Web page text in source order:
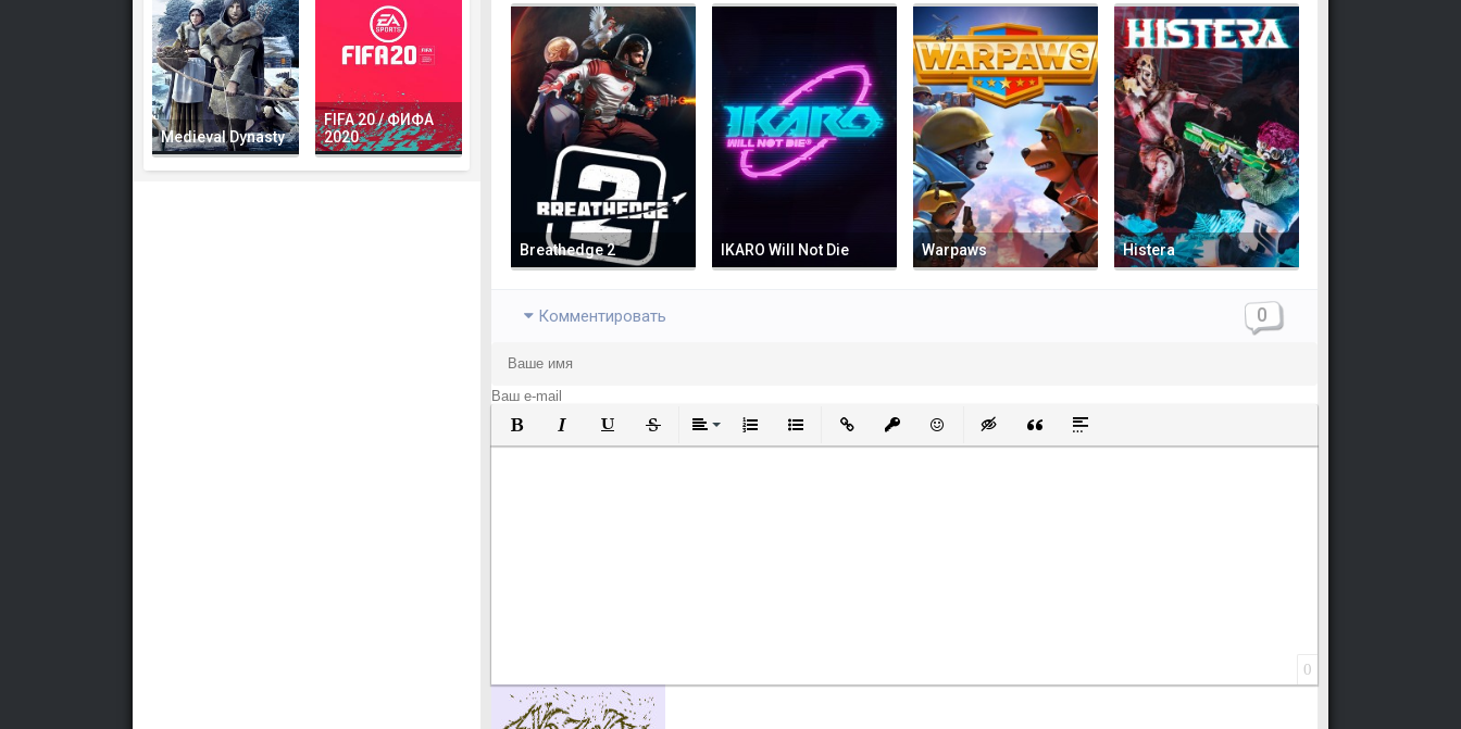
Breathedge 2 IKARO Will Not Die Warpaws Histera
Комментировать 0
Полужирный
КурсивПодчеркнутый
ЗачеркнутыйВыравнивание
Нумерованный список
Маркированный список
Вставить ссылку
Вставить защищенную ссылку
Вставить смайлик
Вставка скрытого текста
Вставка цитаты
Вставка спойлера
0
Medieval Dynasty
FIFA 20 / ФИФА
2020